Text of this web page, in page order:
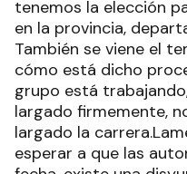
tenemos la elección
en la provincia,
También se viene el
cómo está dicho
grupo está
largado firmemente,
largado la
esperar a que las